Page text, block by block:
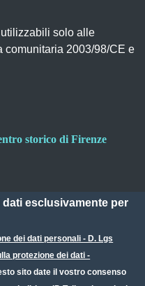
solo alle
comunitaria 2003/98/CE e
storico di Firenze
esclusivamente per
dei dati personali - D. Lgs
protezione dei dati -
sito date il vostro consenso